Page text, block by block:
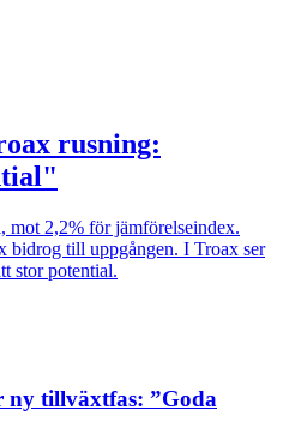
rusning:
mot 2,2% för jämförelseindex.
bidrog till uppgången. I Troax ser
stor potential.
ny tillväxtfas: ”Goda